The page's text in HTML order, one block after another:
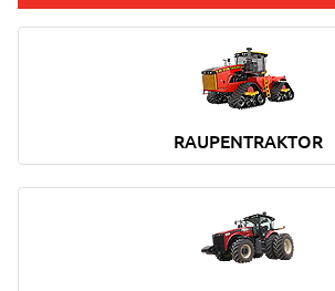
RAUPENTRAKTOR